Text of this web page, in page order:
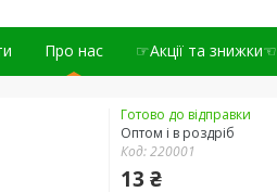
Про нас ☞Акції та знижки☜
Готово до відправки
Оптом і в роздріб
Код:220001
13 ₴